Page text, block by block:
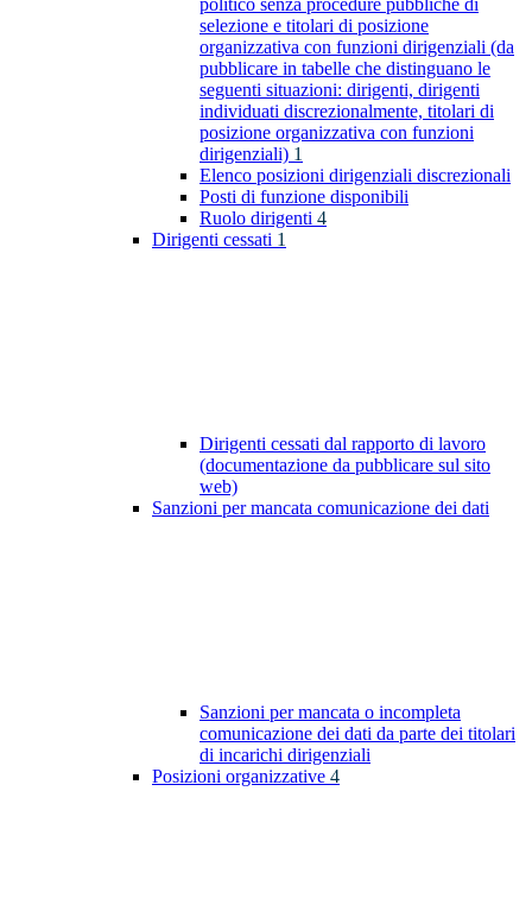
politico senza procedure pubbliche di
selezione e titolari di posizione
organizzativa con funzioni dirigenziali (da
pubblicare in tabelle che distinguano le
seguenti situazioni: dirigenti, dirigenti
individuati discrezionalmente, titolari di
posizione organizzativa con funzioni
dirigenziali) 1
Elenco posizioni dirigenziali discrezionali
Posti di funzione disponibili
Ruolo dirigenti 4
Dirigenti cessati 1
Dirigenti cessati dal rapporto di lavoro
(documentazione da pubblicare sul sito
web)
Sanzioni per mancata comunicazione dei dati
Sanzioni per mancata o incompleta
comunicazione dei dati da parte dei titolari
di incarichi dirigenziali
Posizioni organizzative 4